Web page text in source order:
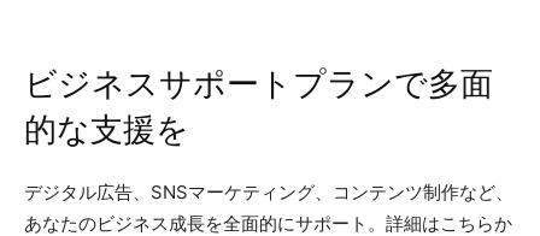
ビジネスサポートプランで多面
的な支援を
デジタル広告、SNSマーケティング、コンテンツ制作など、
あなたのビジネス成長を全面的にサポート。詳細はこちらか